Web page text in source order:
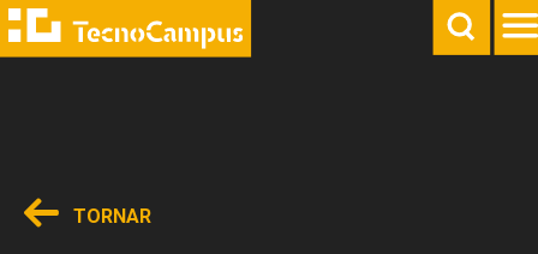
TORNAR